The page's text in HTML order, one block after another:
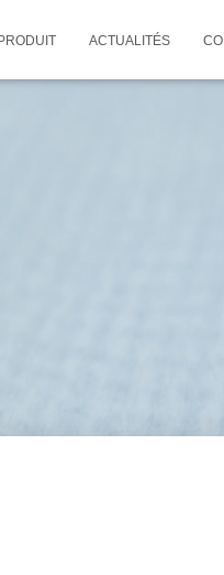
ACTUALITÉS